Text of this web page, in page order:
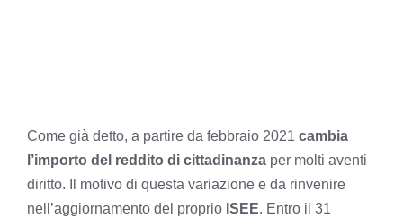
Come già detto, a partire da febbraio 2021 cambia
l’importo del reddito di cittadinanza per molti aventi
diritto. Il motivo di questa variazione e da rinvenire
nell’aggiornamento del proprio ISEE. Entro il 31